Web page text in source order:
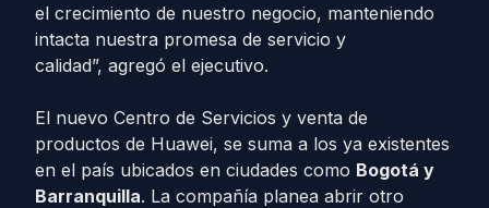
el crecimiento de nuestro negocio, manteniendo
intacta nuestra promesa de servicio y
calidad”, agregó el ejecutivo.
El nuevo Centro de Servicios y venta de
productos de Huawei, se suma a los ya existentes
en el país ubicados en ciudades como Bogotá y
Barranquilla. La compañía planea abrir otro